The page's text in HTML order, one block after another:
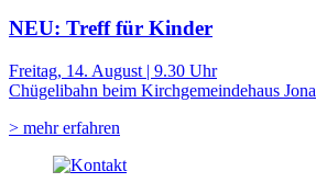
NEU: Treff für Kinder
Freitag, 14. August | 9.30 Uhr
Chügelibahn beim Kirchgemeindehaus Jona
> mehr erfahren